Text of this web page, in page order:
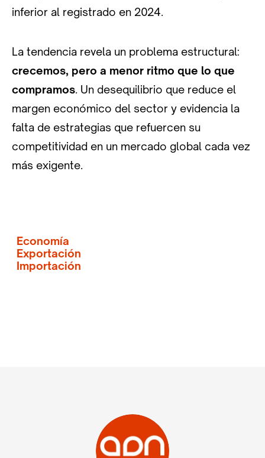
inferior al registrado en 2024.
La tendencia revela un problema estructural:
crecemos, pero a menor ritmo que lo que
compramos. Un desequilibrio que reduce el
margen económico del sector y evidencia la
falta de estrategias que refuercen su
competitividad en un mercado global cada vez
más exigente.
Economía
Exportación
Importación